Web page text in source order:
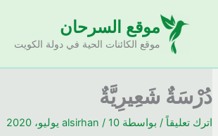
موقع السرحان
موقع الكائنات الحية في دولة الكويت
دُرْسَةٌ شَعِيرِيَّةٌ
اترك تعليقاً / بواسطة alsirhan/10 يوليو، 2020